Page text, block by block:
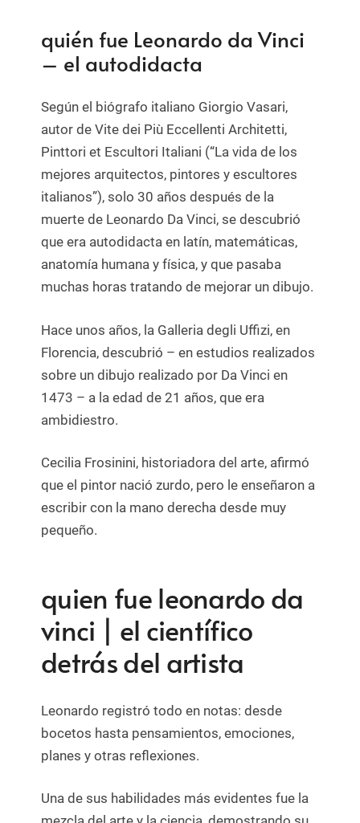
quién fue Leonardo da Vinci
– el autodidacta
Según el biógrafo italiano Giorgio Vasari,
autor de Vite dei Più Eccellenti Architetti,
Pinttori et Escultori Italiani (“La vida de los
mejores arquitectos, pintores y escultores
italianos”), solo 30 años después de la
muerte de Leonardo Da Vinci, se descubrió
que era autodidacta en latín, matemáticas,
anatomía humana y física, y que pasaba
muchas horas tratando de mejorar un dibujo.
Hace unos años, la Galleria degli Uffizi, en
Florencia, descubrió – en estudios realizados
sobre un dibujo realizado por Da Vinci en
1473 – a la edad de 21 años, que era
ambidiestro.
Cecilia Frosinini, historiadora del arte, afirmó
que el pintor nació zurdo, pero le enseñaron a
escribir con la mano derecha desde muy
pequeño.
quien fue leonardo da
vinci | el científico
detrás del artista
Leonardo registró todo en notas: desde
bocetos hasta pensamientos, emociones,
planes y otras reflexiones.
Una de sus habilidades más evidentes fue la